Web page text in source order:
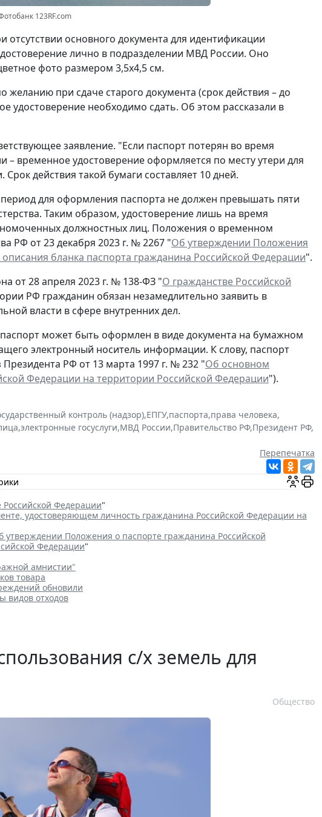
123RF.com
основного документа для идентификации
лично в подразделении МВД России. Оно
фото размером 3,5x4,5 см.
при сдаче старого документа (срок действия – до
удостоверение необходимо сдать. Об этом рассказали в
заявление. "Если паспорт потерян во время
– временное удостоверение оформляется по месту утери для
действия такой бумаги составляет 10 дней.
для оформления паспорта не должен превышать пяти
Таким образом, удостоверение лишь на время
должностных лиц. Положения о временном
РФ от 23 декабря 2023 г. № 2267 "Об утверждении Положения
бланка паспорта гражданина Российской Федерации".
от 28 апреля 2023 г. № 138-ФЗ "О гражданстве Российской
РФ гражданин обязан незамедлительно заявить в
власти в сфере внутренних дел.
паспорт может быть оформлен в виде документа на бумажном
электронный носитель информации. К слову, паспорт
РФ от 13 марта 1997 г. № 232 "Об основном
Федерации на территории Российской Федерации").
контроль (надзор),ЕПГУ,паспорта,права человека,
,электронные госуслуги,МВД России,Правительство РФ,Президент РФ,
Перепечатка
Российской Федерации"
удостоверяющем личность гражданина Российской Федерации на
утверждении Положения о паспорте гражданина Российской
Федерации"
амнистии"
товара
обновили
видов отходов
с/х земель для
Общество